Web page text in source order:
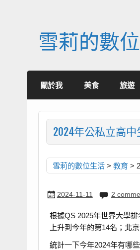
雪莉的數
關於我 美食 旅遊
2024年公私立高
雪莉的數位生活> 教育>
2024-11-11 2
根據QS 2025年世界大學
上升到今年的第14名；北
統計一下今年2024年有哪